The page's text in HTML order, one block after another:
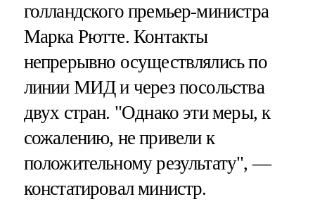
голландского премьер-министра
Марка Рютте. Контакты
непрерывно осуществлялись по
линии МИД и через посольства
двух стран. "Однако эти меры, к
сожалению, не привели к
положительному результату", —
констатировал министр.